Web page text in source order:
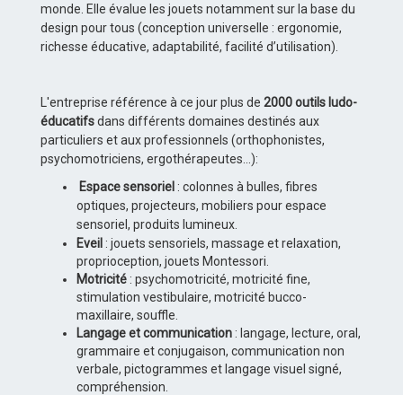
monde. Elle évalue les jouets notamment sur la base du
design pour tous (conception universelle : ergonomie,
richesse éducative, adaptabilité, facilité d’utilisation).
L'entreprise référence à ce jour plus de 2000 outils ludo-
éducatifsdans différents domaines destinés aux
particuliers et aux professionnels (orthophonistes,
psychomotriciens, ergothérapeutes...):
Espace sensoriel : colonnes à bulles, fibres
optiques, projecteurs, mobiliers pour espace
sensoriel, produits lumineux.
Eveil : jouets sensoriels, massage et relaxation,
proprioception, jouets Montessori.
Motricité : psychomotricité, motricité fine,
stimulation vestibulaire, motricité bucco-
maxillaire, souffle.
Langage et communication : langage, lecture, oral,
grammaire et conjugaison, communication non
verbale, pictogrammes et langage visuel signé,
compréhension.